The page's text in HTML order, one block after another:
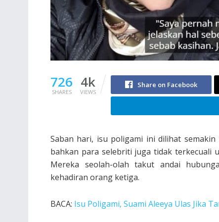
726
SHARES
4k
VIEWS
Share on Facebook
Saban hari, isu poligami ini dilihat
bahkan para selebriti juga tidak terkecuali
Mereka seolah-olah takut andai
kehadiran orang ketiga.
BACA: Isu Poligami, Suami Aleeya Ulas Jika